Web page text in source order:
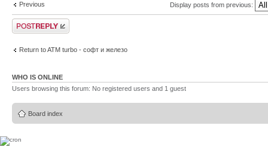
Previous Display posts from previous:
Post a reply
Return to ATM turbo - софт и железо
WHO IS ONLINE
Users browsing this forum: No registered users and 1 guest
Board index